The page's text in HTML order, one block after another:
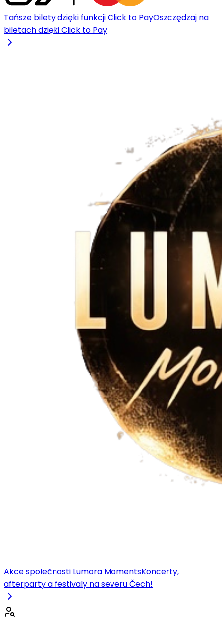
Tańsze bilety dzięki funkcji Click to PayOszczędzaj na
biletach dzięki Click to Pay
Akce společnosti Lumora MomentsKoncerty,
afterparty a festivaly na severu Čech!